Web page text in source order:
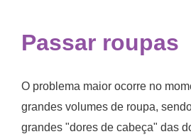
Passar roupas
O problema maior ocorre no
grandes volumes de roupa,
grandes "dores de cabeça" das